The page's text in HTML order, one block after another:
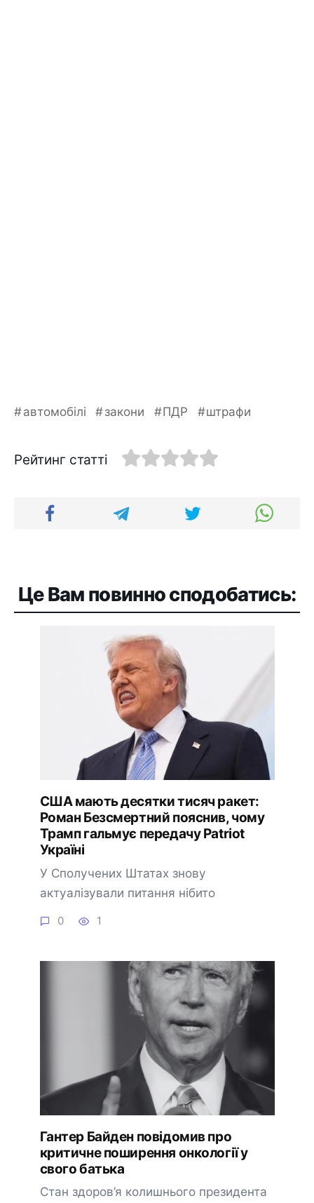
автомобілі закони ПДР штрафи
Рейтинг статті
Це Вам повинно сподобатись:
США мають десятки тисяч ракет:
Роман Безсмертний пояснив, чому
Трамп гальмує передачу Patriot
Україні
У Сполучених Штатах знову
актуалізували питання нібито
0 1
Гантер Байден повідомив про
критичне поширення онкології у
свого батька
Стан здоров’я колишнього президента